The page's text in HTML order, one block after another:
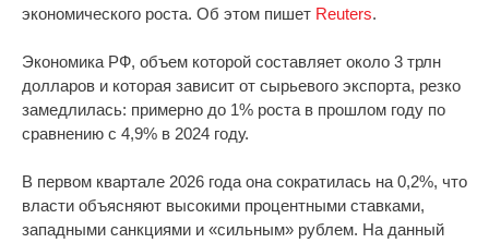
экономического роста. Об этом пишет Reuters.
Экономика РФ, объем которой составляет около 3 трлн
долларов и которая зависит от сырьевого экспорта, резко
замедлилась: примерно до 1% роста в прошлом году по
сравнению с 4,9% в 2024 году.
В первом квартале 2026 года она сократилась на 0,2%, что
власти объясняют высокими процентными ставками,
западными санкциями и «сильным» рублем. На данный